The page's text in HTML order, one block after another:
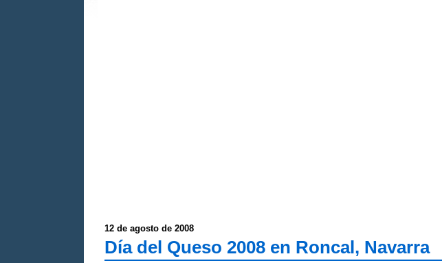
12 de agosto de 2008
Día del Queso 2008 en Roncal, Navarra